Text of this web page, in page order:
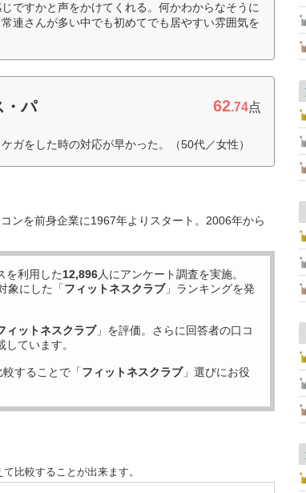
ですかと声をかけてくれる。何かわからなそうに
連さんが多い中でも初めてでも居やすい雰囲気を
・パ 62.74点
ガをした時の対応が早かった。（50代／女性）
ンを前身企業に1967年よりスタート。2006年から
を利用した12,896人にアンケート調査を実施。
象にした「フィットネスクラブ」ランキングを発
ィットネスクラブ」を評価。さらに回答者の口コ
ています。
することで「フィットネスクラブ」選びにお役
比較することが出来ます。